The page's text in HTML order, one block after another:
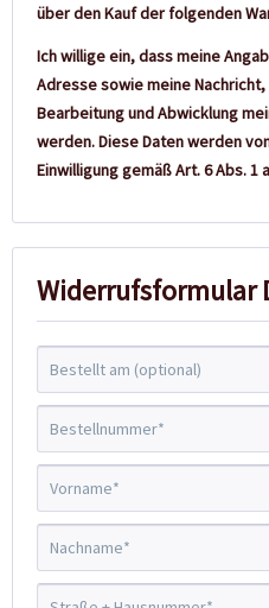
über den Kauf der folgenden
Ich willige ein, dass meine
Adresse sowie meine
Bearbeitung und Abwicklung
werden. Diese Daten werden
Einwilligung gemäß Art. 6 Abs. 1
Widerrufsformular